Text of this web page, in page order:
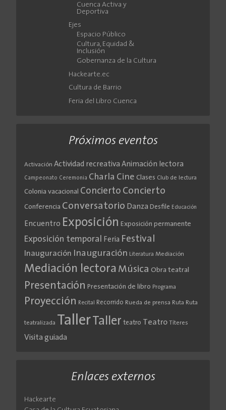
Cuenca Activa y
Deportiva
Ejes
Espacio Público
Cultura, Equidad &
Inclusión
Gobernanza de la Cultura
Hackearte.ec
Cultura de Barrio
Feria del Libro Cuenca
Próximos eventos
Activación Actividad recreativa Animación lectora
Campeonato Ceremonia Charla Cine Clases Club de lectura
Colonia vacacional Concierto Concierto
Conferencia Conversatorio Danza Desfile Educación
Encuentro Exposición Exposición permanente
Exposición temporal Feria Festival
Inauguración Inauguración Literatura Mediación
Mediación lectora Música Obra teatral
Presentación Presentación de libro Programa
Proyección Recital Recorrido Rueda de prensa Ruta Ruta
teatralizada TallerTaller teatro Teatro Títeres
Visita guiada
Enlaces externos
Hackearte